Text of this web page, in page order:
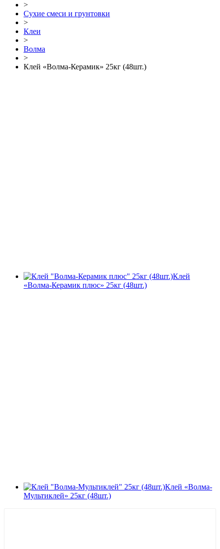
>
Сухие смеси и грунтовки
>
Клеи
>
Волма
>
Клей «Волма-Керамик» 25кг (48шт.)
Клей
«Волма-Керамик плюс» 25кг (48шт.)
Клей «Волма-
Мультиклей» 25кг (48шт.)